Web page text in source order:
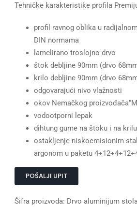
Tehničke karakteristike profila
profil ravnog oblika u
DIN normama
lamelirano troslojno drvo
štok debljine 90mm (drvo
krilo debljine 90mm (drvo
odgovarajući nivo vlažnosti
okov Nemačkog
vodootporni lepak
dihtung gume na štoku i na krilu
ostakljenje niskoemisionim
argonom u paketu
POŠALJI UPIT
Šifra proizvoda: Drvo aluminijum